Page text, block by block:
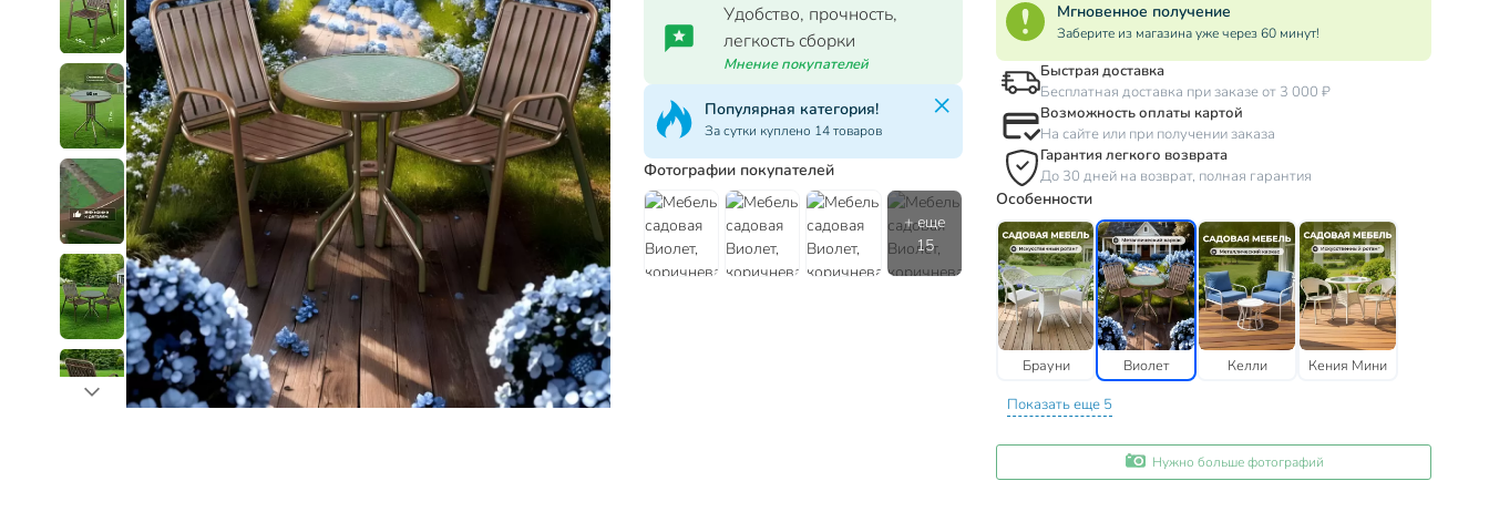
Удобство, прочность,
легкость сборки
Мнение покупателей
Популярная категория!
За сутки куплено 14 товаров
Фотографии покупателей
Мгновенное получение
Заберите из магазина уже через 60 минут!
Быстрая доставка
Бесплатная доставка при заказе от 3 000 ₽
Возможность оплаты картой
На сайте или при получении заказа
Гарантия легкого возврата
До 30 дней на возврат, полная гарантия
Особенности
Брауни Виолет Келли Кения Мини
Показать еще 5
Нужно больше фотографий